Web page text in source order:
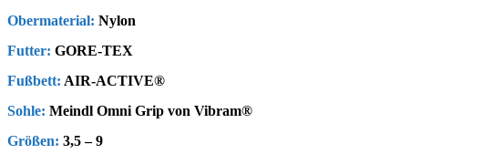
Obermaterial: Nylon
Futter: GORE-TEX
Fußbett: AIR-ACTIVE®
Sohle: Meindl Omni Grip von Vibram®
Größen: 3,5 – 9